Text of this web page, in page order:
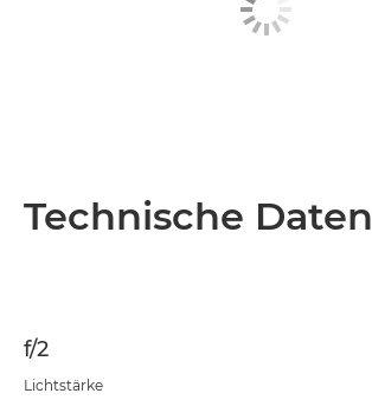
Technische Daten
f/2
Lichtstärke